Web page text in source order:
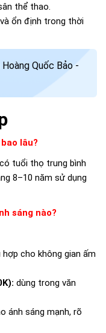
thể thao.
ổn định trong thời
Hoàng Quốc Bảo -
lâu?
tuổi thọ trung bình
8–10 năm sử dụng
sáng nào?
hợp cho không gian ấm
dùng trong văn
ánh sáng mạnh, rõ